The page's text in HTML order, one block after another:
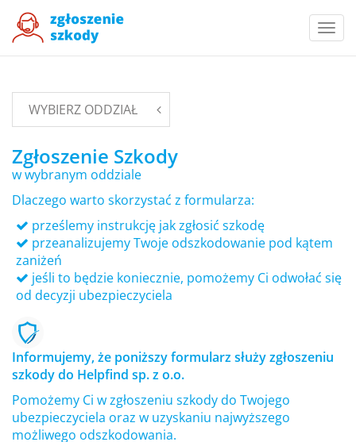
WYBIERZ ODDZIAŁ
Zgłoszenie Szkody
w wybranym oddziale
Dlaczego warto skorzystać z formularza:
prześlemy instrukcję jak zgłosić szkodę
przeanalizujemy Twoje odszkodowanie pod kątem
zaniżeń
jeśli to będzie koniecznie, pomożemy Ci odwołać się
od decyzji ubezpieczyciela
Informujemy, że poniższy formularz służy zgłoszeniu
szkody do Helpfind sp. z o.o.
Pomożemy Ci w zgłoszeniu szkody do Twojego
ubezpieczyciela oraz w uzyskaniu najwyższego
możliwego odszkodowania.